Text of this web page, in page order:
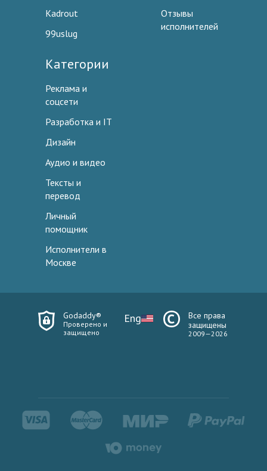
Kadrout
99uslug
Отзывы
исполнителей
Категории
Реклама и
соцсети
Разработка и IT
Дизайн
Аудио и видео
Тексты и
перевод
Личный
помощник
Исполнители в
Москве
Godaddy®
Проверено и
защищено
Eng
Все права
защищены
2009—2026